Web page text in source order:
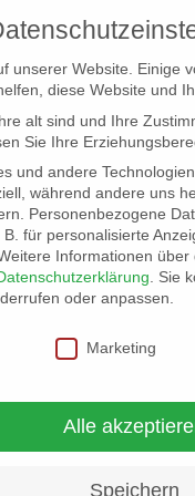
777 230
unserer Website. Einige
diese Website und
alt sind und Ihre
Sie Ihre
und andere
während andere uns
Personenbezogene
für personalisierte
Informationen
Sie
oder anpassen.
Marketing
Alle
Speichern